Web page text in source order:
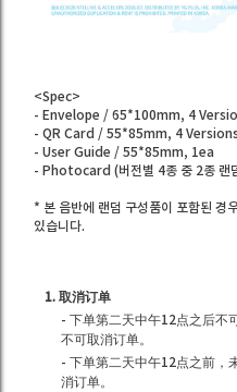
<Spec>
- Envelope / 65*100mm, 4
- QR Card / 55*85mm, 4 Versions
- User Guide / 55*85mm, 1ea
- Photocard (버전별 4종 중 2종
* 본 음반에 랜덤 구성품이 포함된 경
있습니다.
1. 取消订单
- 下单第二天中午12点之后不
不可取消订单。
- 下单第二天中午12点之前，
消订单。